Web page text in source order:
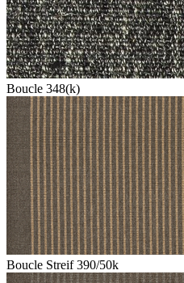
Boucle 348(k)
Boucle Streif 390/50k